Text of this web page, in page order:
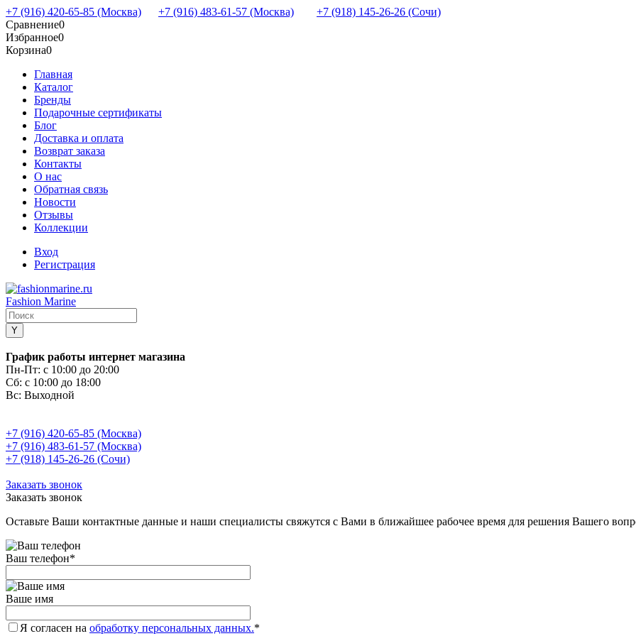
+7 (916) 420-65-85 (Москва) +7 (916) 483-61-57 (Москва)
+7 (918) 145-26-26 (Сочи)
Сравнение0
Избранное0
Корзина0
Главная
Каталог
Бренды
Подарочные сертификаты
Блог
Доставка и оплата
Возврат заказа
Контакты
О нас
Обратная связь
Новости
Отзывы
Коллекции
Вход
Регистрация
Fashion Marine
График работы интернет магазина
Пн-Пт: с 10:00 до 20:00
Сб: с 10:00 до 18:00
Вс: Выходной
+7 (916) 420-65-85 (Москва)
+7 (916) 483-61-57 (Москва)
+7 (918) 145-26-26 (Сочи)
Заказать звонок
Заказать звонок
Оставьте Ваши контактные данные и наши специалисты свяжутся с Вами в ближайшее рабочее время для решения Вашего
Ваш телефон*
Ваше имя
Я согласен на обработку персональных данных.*